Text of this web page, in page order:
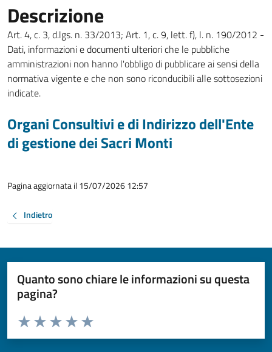
Descrizione
Art. 4, c. 3, d.lgs. n. 33/2013; Art. 1, c. 9, lett. f), l. n. 190/2012 -
Dati, informazioni e documenti ulteriori che le pubbliche
amministrazioni non hanno l'obbligo di pubblicare ai sensi della
normativa vigente e che non sono riconducibili alle sottosezioni
indicate.
Organi Consultivi e di Indirizzo dell'Ente
di gestione dei Sacri Monti
Pagina aggiornata il 15/07/2026 12:57
Indietro
Quanto sono chiare le informazioni su questa
pagina?
Valuta da 1 a 5 stelle la pagina
Valuta 5 stelle su 5
Valuta 4 stelle su 5
Valuta 3 stelle su 5
Valuta 2 stelle su 5
Valuta 1 stelle su 5